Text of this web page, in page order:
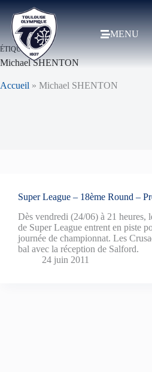
MENU
ÉTIQUETTE
Michael SHENTON
Accueil » Michael SHENTON
Super League – 18ème Round –
Dès vendredi (24/06) à 21 heures,
de Super League entrent en piste
journée de championnat. Les
bal avec la réception de Salford.
24 juin 2011